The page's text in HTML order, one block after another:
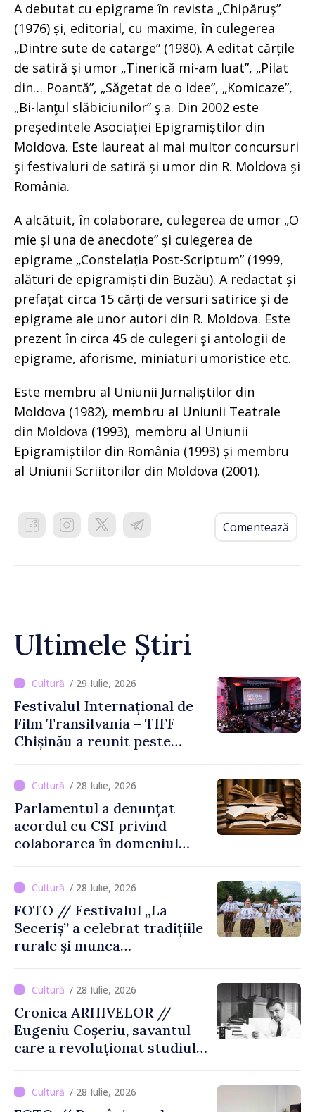
A debutat cu epigrame în revista „Chipăruş”
(1976) și, editorial, cu maxime, în culegerea
„Dintre sute de catarge” (1980). A editat cărțile
de satiră și umor „Tinerică mi-am luat”, „Pilat
din… Poantă”, „Săgetat de o idee”, „Komicaze”,
„Bi-lanţul slăbiciunilor” ş.a. Din 2002 este
președintele Asociației Epigramiștilor din
Moldova. Este laureat al mai multor concursuri
şi festivaluri de satiră și umor din R. Moldova și
România.
A alcătuit, în colaborare, culegerea de umor „O
mie şi una de anecdote” şi culegerea de
epigrame „Constelația Post-Scriptum” (1999,
alături de epigramiști din Buzău). A redactat și
prefațat circa 15 cărți de versuri satirice și de
epigrame ale unor autori din R. Moldova. Este
prezent în circa 45 de culegeri şi antologii de
epigrame, aforisme, miniaturi umoristice etc.
Este membru al Uniunii Jurnaliștilor din
Moldova (1982), membru al Uniunii Teatrale
din Moldova (1993), membru al Uniunii
Epigramiștilor din România (1993) și membru
al Uniunii Scriitorilor din Moldova (2001).
Comentează
Ultimele Știri
/ 29 Iulie, 2026
Festivalul Internațional de
Film Transilvania – TIFF
Chișinău a reunit peste
de-a șasea ediție
/ 28 Iulie, 2026
Parlamentul a denunțat
acordul cu CSI privind
colaborarea în domeniul
/ 28 Iulie, 2026
FOTO // Festivalul „La
Seceriș” a celebrat tradițiile
rurale și munca
/ 28 Iulie, 2026
Cronica ARHIVELOR //
Eugeniu Coșeriu, savantul
care a revoluționat studiul
/ 28 Iulie, 2026